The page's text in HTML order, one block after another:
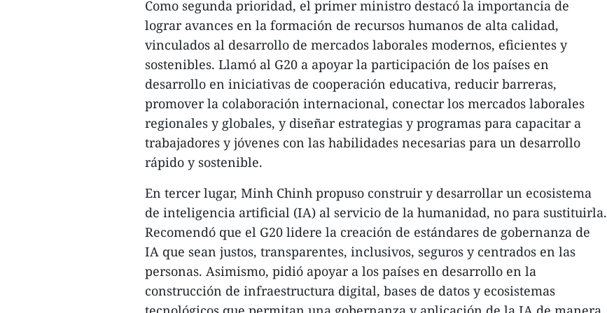
Como segunda prioridad, el primer ministro destacó la importancia de
lograr avances en la formación de recursos humanos de alta calidad,
vinculados al desarrollo de mercados laborales modernos, eficientes y
sostenibles. Llamó al G20 a apoyar la participación de los países en
desarrollo en iniciativas de cooperación educativa, reducir barreras,
promover la colaboración internacional, conectar los mercados laborales
regionales y globales, y diseñar estrategias y programas para capacitar a
trabajadores y jóvenes con las habilidades necesarias para un desarrollo
rápido y sostenible.
En tercer lugar, Minh Chinh propuso construir y desarrollar un ecosistema
de inteligencia artificial (IA) al servicio de la humanidad, no para sustituirla.
Recomendó que el G20 lidere la creación de estándares de gobernanza de
IA que sean justos, transparentes, inclusivos, seguros y centrados en las
personas. Asimismo, pidió apoyar a los países en desarrollo en la
construcción de infraestructura digital, bases de datos y ecosistemas